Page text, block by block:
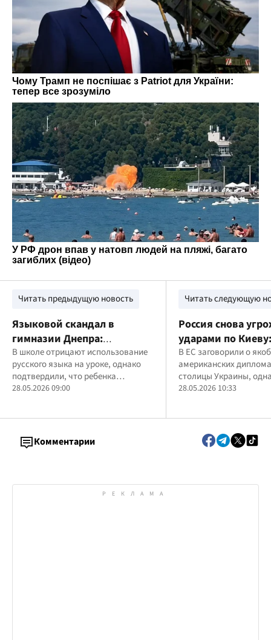
Читать предыдущую новость
Языковой скандал в
гимназии Днепра:
первоклассницу выгнали из
класса
В школе отрицают использование
русского языка на уроке, однако
подтвердили, что ребенка
временно вывели из класса
28.05.2026 09:00
Читать следующую
Россия снова
ударами по
опровергли
"выезде"
В ЕС заговорили о
американских
столицы Украины,
украинский МИД это
28.05.2026 10:33
Комментарии